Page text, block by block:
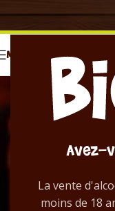
Avez-
La vente
moins de 18
MENU